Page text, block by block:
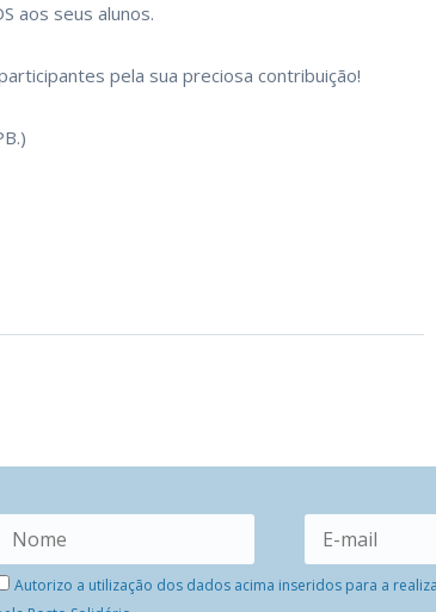
aos seus alunos.
pela sua preciosa contribuição!
Autorizo a utilização dos dados acima inseridos para a